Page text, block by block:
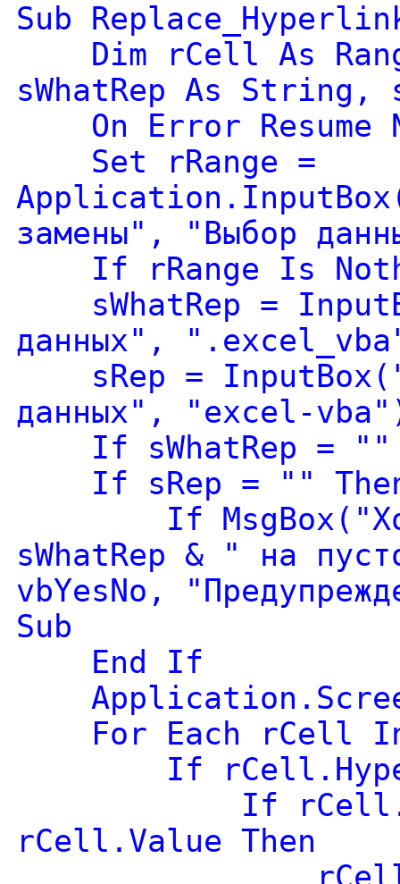
Sub
Dim rCell As
sWhatRep As String,
On Error Resume
Set rRange =
замены", "Выбор
If rRange Is
sWhatRep =
данных",
sRep =
данных", "excel-
If sWhatRep = ""
If sRep = ""
If
sWhatRep & " на
vbYesNo,
Sub
End If
For Each rCell In
If
If
rCell.Value Then
rCell =